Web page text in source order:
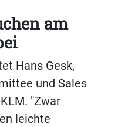
am
Hans Gesk,
und Sales
"Zwar
leichte